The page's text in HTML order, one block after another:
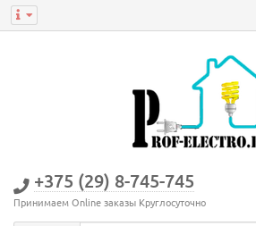
+375 (29) 8-745-745
Принимаем Online заказы Круглосуточно